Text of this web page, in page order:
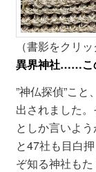
（書影をクリ
異界神社……こ
”神仏探偵”こ
出されました
としか言いよ
と47社も目白
ぞ知る神社も